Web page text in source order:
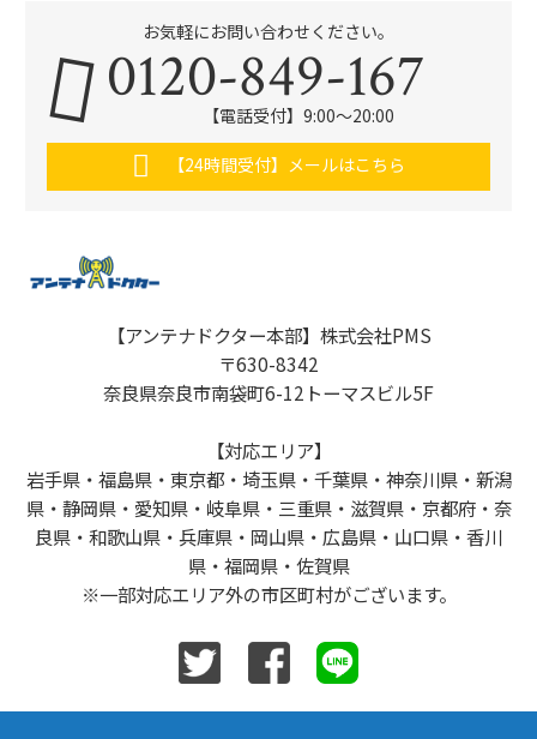
お気軽にお問い合わせください。
0120-849-167
【電話受付】9:00〜20:00
【24時間受付】メールはこちら
【アンテナドクター本部】株式会社PMS
〒630-8342
奈良県奈良市南袋町6-12トーマスビル5F
【対応エリア】
岩手県・福島県・東京都・埼玉県・千葉県・神奈川県・新潟
県・静岡県・愛知県・岐阜県・三重県・滋賀県・京都府・奈
良県・和歌山県・兵庫県・岡山県・広島県・山口県・香川
県・福岡県・佐賀県
※一部対応エリア外の市区町村がございます。